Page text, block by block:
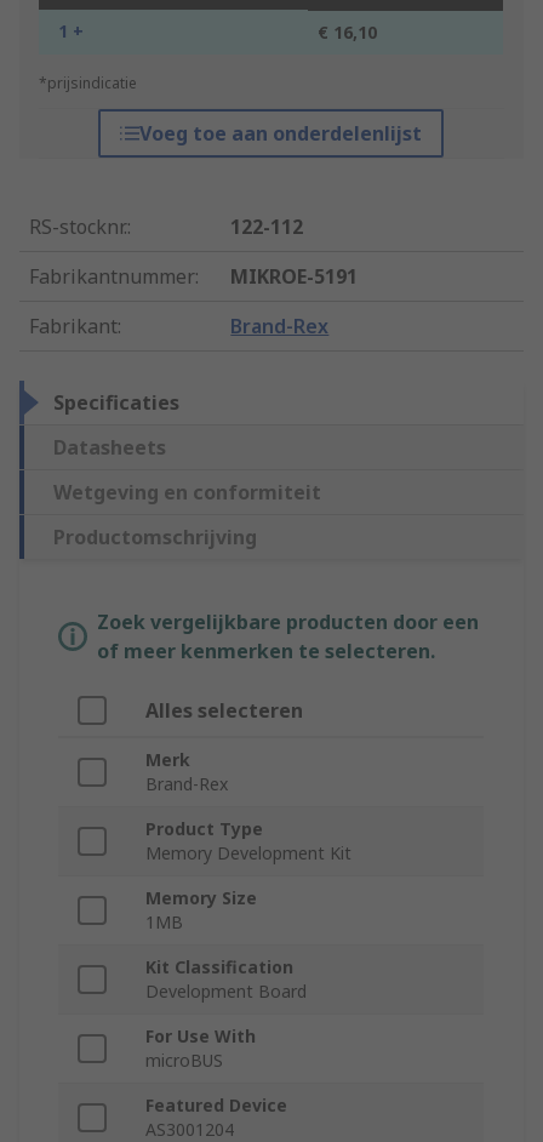
1 + € 16,10
*prijsindicatie
Voeg toe aan onderdelenlijst
RS-stocknr.:
122-112
Fabrikantnummer:
MIKROE-5191
Fabrikant: Brand-Rex
Specificaties
Datasheets
Wetgeving en conformiteit
Productomschrijving
Zoek vergelijkbare producten door een
of meer kenmerken te selecteren.
Alles selecteren
Merk
Brand-Rex
Product Type
Memory Development Kit
Memory Size
1MB
Kit Classification
Development Board
For Use With
microBUS
Featured Device
AS3001204